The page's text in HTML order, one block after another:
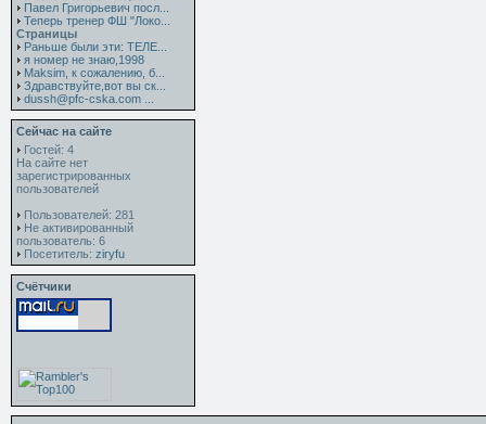
Павел Григорьевич посл...
Теперь тренер ФШ "Локо...
Страницы
Раньше были эти: ТЕЛЕ...
я номер не знаю,1998
Maksim, к сожалению, б...
Здравствуйте,вот вы ск...
dussh@pfc-cska.com ...
Сейчас на сайте
Гостей: 4
На сайте нет
зарегистрированных
пользователей
Пользователей: 281
Не активированный
пользователь: 6
Посетитель: ziryfu
Счётчики